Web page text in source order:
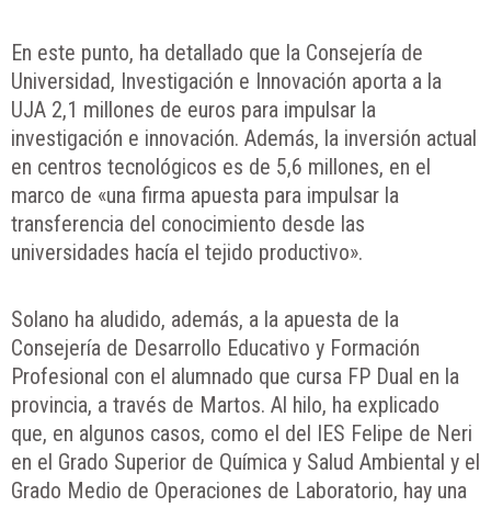
En este punto, ha detallado que la Consejería de
Universidad, Investigación e Innovación aporta a la
UJA 2,1 millones de euros para impulsar la
investigación e innovación. Además, la inversión actual
en centros tecnológicos es de 5,6 millones, en el
marco de «una firma apuesta para impulsar la
transferencia del conocimiento desde las
universidades hacía el tejido productivo».
Solano ha aludido, además, a la apuesta de la
Consejería de Desarrollo Educativo y Formación
Profesional con el alumnado que cursa FP Dual en la
provincia, a través de Martos. Al hilo, ha explicado
que, en algunos casos, como el del IES Felipe de Neri
en el Grado Superior de Química y Salud Ambiental y el
Grado Medio de Operaciones de Laboratorio, hay una